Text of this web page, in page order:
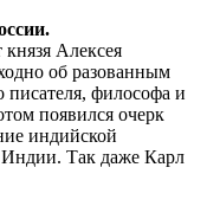
Алексея
об разованным
философа и
появился очерк
индийской
Индии. Так даже Карл